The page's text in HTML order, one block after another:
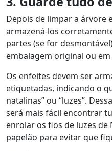
Depois de limpar a árvore
armazená-los
partes (se for
embalagem original ou
Os enfeites devem ser
etiquetadas, indicando o
natalinas” ou “luzes”.
será mais fácil encontrar
enrolar os fios de luzes de
papelão para evitar que